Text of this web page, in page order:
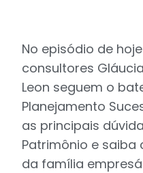
No episódio de
consultores
Leon seguem o
Planejamento
as principais
Patrimônio e
da família